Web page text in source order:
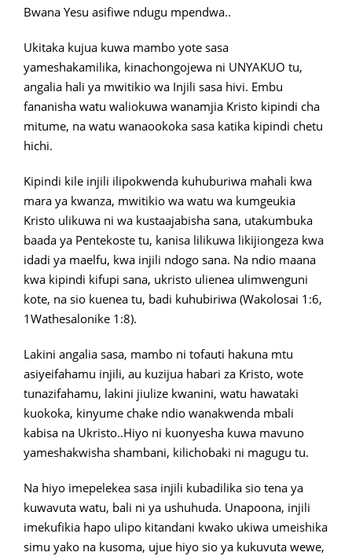
Bwana Yesu asifiwe ndugu mpendwa..
Ukitaka kujua kuwa mambo yote sasa
yameshakamilika, kinachongojewa ni UNYAKUO tu,
angalia hali ya mwitikio wa Injili sasa hivi. Embu
fananisha watu waliokuwa wanamjia Kristo kipindi cha
mitume, na watu wanaookoka sasa katika kipindi chetu
hichi.
Kipindi kile injili ilipokwenda kuhuburiwa mahali kwa
mara ya kwanza, mwitikio wa watu wa kumgeukia
Kristo ulikuwa ni wa kustaajabisha sana, utakumbuka
baada ya Pentekoste tu, kanisa lilikuwa likijiongeza kwa
idadi ya maelfu, kwa injili ndogo sana. Na ndio maana
kwa kipindi kifupi sana, ukristo ulienea ulimwenguni
kote, na sio kuenea tu, badi kuhubiriwa (Wakolosai 1:6,
1Wathesalonike 1:8).
Lakini angalia sasa, mambo ni tofauti hakuna mtu
asiyeifahamu injili, au kuzijua habari za Kristo, wote
tunazifahamu, lakini jiulize kwanini, watu hawataki
kuokoka, kinyume chake ndio wanakwenda mbali
kabisa na Ukristo..Hiyo ni kuonyesha kuwa mavuno
yameshakwisha shambani, kilichobaki ni magugu tu.
Na hiyo imepelekea sasa injili kubadilika sio tena ya
kuwavuta watu, bali ni ya ushuhuda. Unapoona, injili
imekufikia hapo ulipo kitandani kwako ukiwa umeishika
simu yako na kusoma, ujue hiyo sio ya kukuvuta wewe,